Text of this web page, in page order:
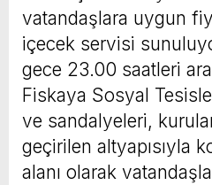
vatandaşlara uygun
içecek servisi
gece 23.00 saatleri
Fiskaya Sosyal
ve sandalyeleri,
geçirilen altyapısıyla
alanı olarak